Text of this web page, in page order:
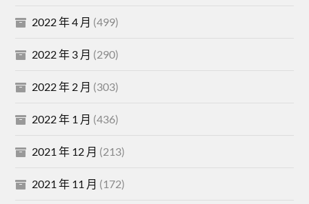
2022 年 4 月 (499)
2022 年 3 月 (290)
2022 年 2 月 (303)
2022 年 1 月 (436)
2021 年 12 月 (213)
2021 年 11 月 (172)